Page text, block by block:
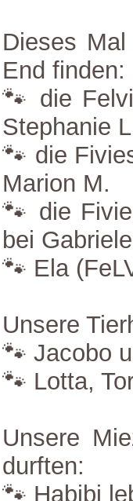
Dieses
End finden:
🐾 die
Stephanie
🐾 die
Marion M.
🐾 die
bei
🐾 Ela
Unsere
🐾 Jacobo
🐾 Lotta,
Unsere
durften:
🐾 Habibi